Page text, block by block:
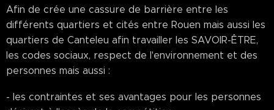
Afin de crée une cassure de barrière entre les
différents quartiers et cités entre Rouen mais aussi les
quartiers de Canteleu afin travailler les SAVOIR-ÊTRE,
les codes sociaux, respect de l'environnement et des
personnes mais aussi :
- les contraintes et ses avantages pour les personnes